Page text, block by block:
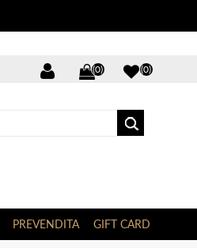
(0) (0)
PREVENDITA GIFT CARD